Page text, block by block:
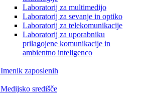
Laboratorij za multimedijo
Laboratorij za sevanje in optiko
Laboratorij za telekomunikacije
Laboratorij za uporabniku
prilagojene komunikacije in
ambientno inteligenco
Imenik zaposlenih
Medijsko središče